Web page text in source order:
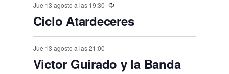
Jue 13 agosto a las 19:30
Ciclo Atardeceres
Jue 13 agosto a las 21:00
Victor Guirado y la Banda